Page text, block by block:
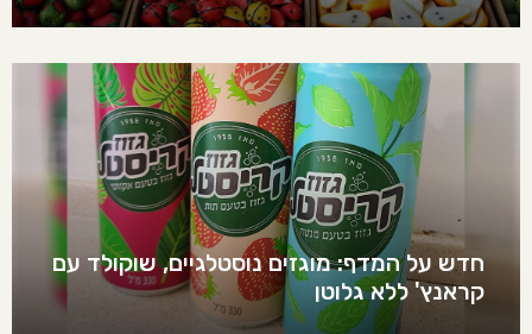
חדש על המדף: מוגזים נוסטלגיים, שוקולד עם
קראנץ' ללא גלוטן